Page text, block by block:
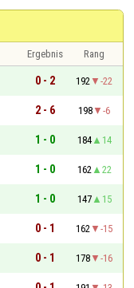
Ergebnis
Rang
0 - 2 192
-22
2 - 6 198
-6
1 - 0 184
14
1 - 0 162
22
1 - 0 147
15
0 - 1 162
-15
0 - 1 178
-16